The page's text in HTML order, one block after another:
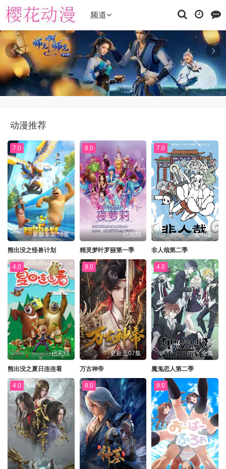
频道
动漫推荐
7.0
更新至第52集
熊出没之怪兽计划
8.0
已完结
精灵梦叶罗丽第一季
7.0
全48集
非人哉第二季
4.0
已完结
熊出没之夏日连连看
9.0
更新至07集
万古神帝
4.0
全集
魔鬼恋人第二季
4.0 8.0 9.0